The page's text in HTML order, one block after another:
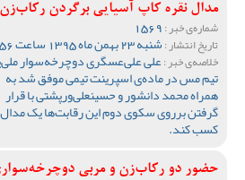
مدال نقره کاپ آسیایی برگردن
شماره‌ی خبر :
تاریخ انتشار :شنبه 23 بهمن ماه 1395 ساعت 10:56
خلاصه‌ی خبر :علی علی‌عسگری دوچرخه‌سوار
تیم مس در ماده‌ی اسپرینت تیمی موفق شد به
همراه محمد دانشور و حسینعلی‌ورپشتی با قرار
گرفتن برروی سکوی دوم این رقابت‌ها یک
کسب کند.
حضور دو رکاب‌زن و مربی